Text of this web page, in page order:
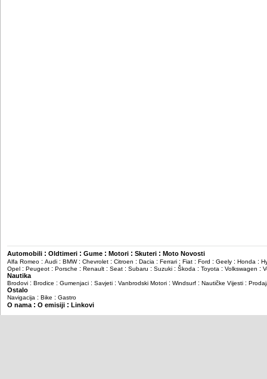
Automobili : Oldtimeri : Gume : Motori : Skuteri : Moto Novosti
Alfa Romeo : Audi : BMW: Chevrolet : Citroen : Dacia : Ferrari : Fiat : Ford : Geely : Honda :
Opel : Peugeot : Porsche : Renault : Seat : Subaru : Suzuki : Škoda : Toyota : Volkswagen :
Nautika
Brodovi : Brodice : Gumenjaci : Savjeti : Vanbrodski Motori : Windsurf : Nautičke Vijesti :
Ostalo
Navigacija : Bike : Gastro
O nama: O emisiji : Linkovi